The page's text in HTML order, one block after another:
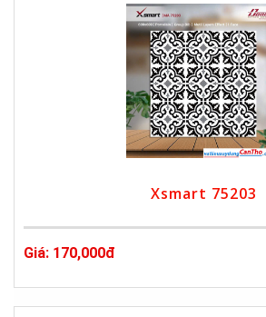
Xsmart 75203
Giá: 170,000đ